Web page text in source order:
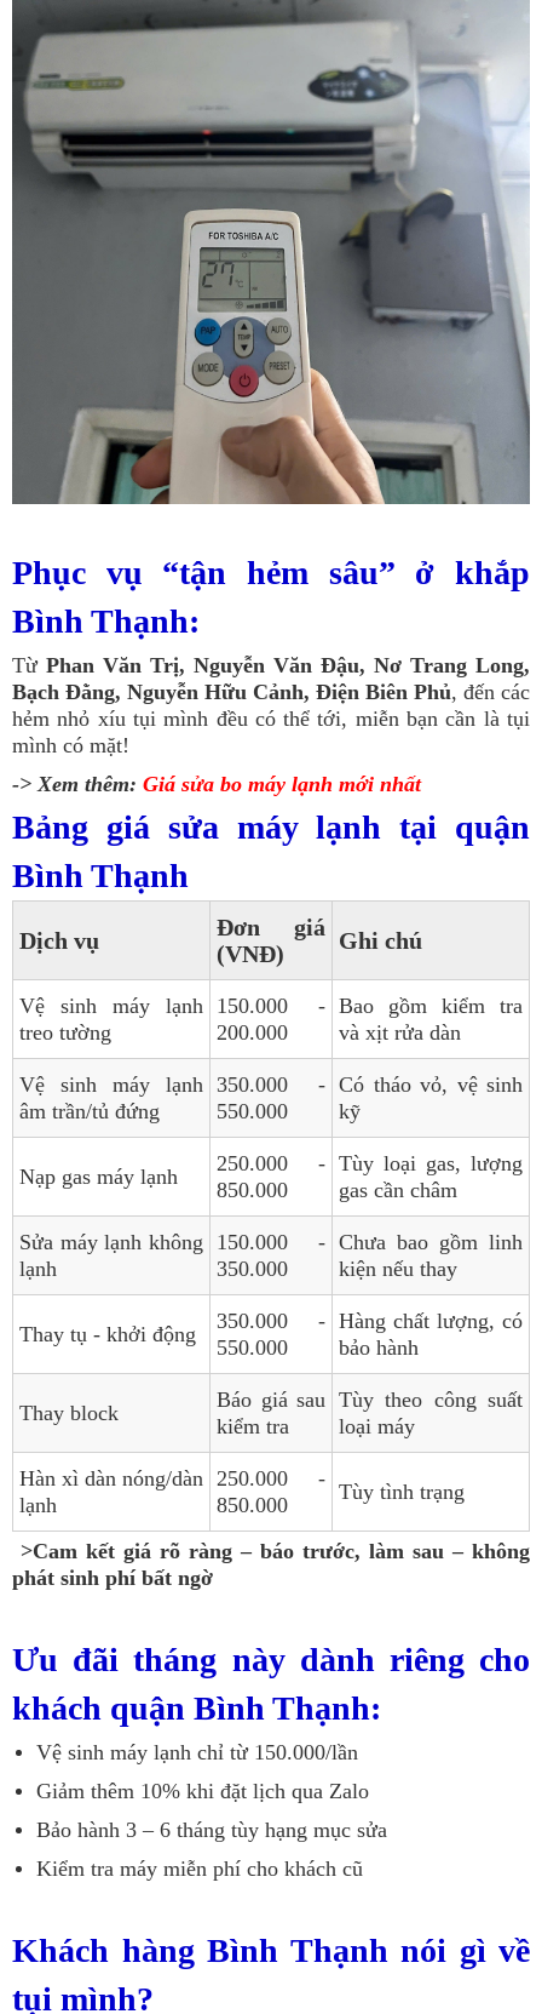
Phục vụ “tận hẻm sâu” ở khắp
Bình Thạnh:
Từ Phan Văn Trị, Nguyễn Văn Đậu, Nơ Trang Long,
Bạch Đằng, Nguyễn Hữu Cảnh, Điện Biên Phủ, đến các
hẻm nhỏ xíu tụi mình đều có thể tới, miễn bạn cần là tụi
mình có mặt!
-> Xem thêm: Giá sửa bo máy lạnh mới nhất
Bảng giá sửa máy lạnh tại quận
Bình Thạnh
Dịch vụ
Đơn giá
(VNĐ)
Ghi chú
Vệ sinh máy lạnh
treo tường
150.000 -
200.000
Bao gồm kiểm tra
và xịt rửa dàn
Vệ sinh máy lạnh
âm trần/tủ đứng
350.000 -
550.000
Có tháo vỏ, vệ sinh
kỹ
Nạp gas máy lạnh
250.000 -
850.000
Tùy loại gas, lượng
gas cần châm
Sửa máy lạnh không
lạnh
150.000 -
350.000
Chưa bao gồm linh
kiện nếu thay
Thay tụ - khởi động
350.000 -
550.000
Hàng chất lượng, có
bảo hành
Thay block
Báo giá sau
kiểm tra
Tùy theo công suất
loại máy
Hàn xì dàn nóng/dàn
lạnh
250.000 -
850.000
Tùy tình trạng
>Cam kết giá rõ ràng – báo trước, làm sau – không
phát sinh phí bất ngờ
Ưu đãi tháng này dành riêng cho
khách quận Bình Thạnh:
Vệ sinh máy lạnh chỉ từ 150.000/lần
Giảm thêm 10% khi đặt lịch qua Zalo
Bảo hành 3 – 6 tháng tùy hạng mục sửa
Kiểm tra máy miễn phí cho khách cũ
Khách hàng Bình Thạnh nói gì về
tụi mình?